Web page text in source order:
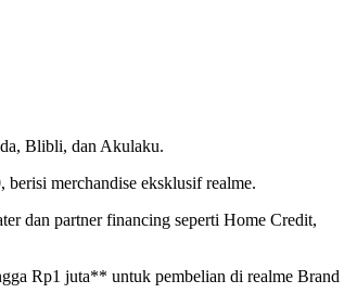
Blibli, dan Akulaku.
merchandise eksklusif realme.
dan partner financing seperti Home Credit,
Rp1 juta** untuk pembelian di realme Brand